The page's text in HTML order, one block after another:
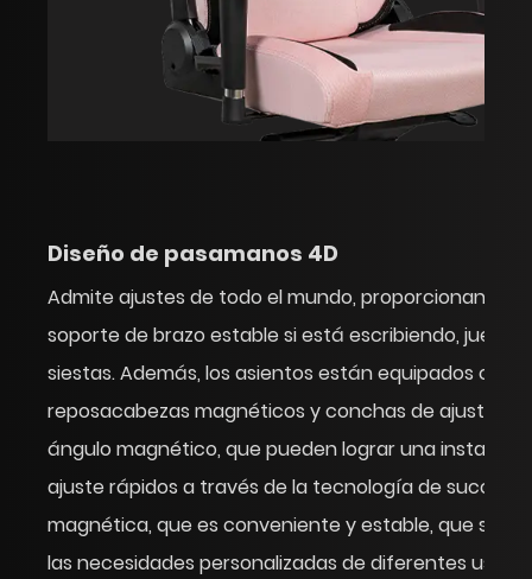
Diseño de pasamanos 4D
Admite ajustes de todo el mundo, proporcionando
soporte de brazo estable si está escribiendo, juegos
siestas. Además, los asientos están equipados con
reposacabezas magnéticos y conchas de
ángulo magnético, que pueden lograr una
ajuste rápidos a través de la tecnología de succión
magnética, que es conveniente y estable, que
las necesidades personalizadas de diferentes